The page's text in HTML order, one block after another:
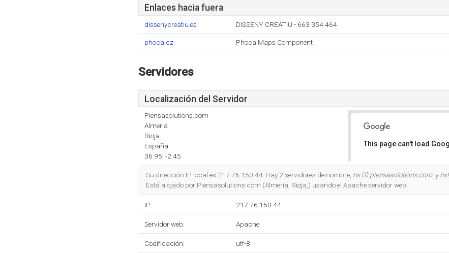
Enlaces hacia fuera
dissenycreatiu.es DISSENY CREATIU - 663 354 464
phoca.cz Phoca Maps Component
Servidores
Localización del Servidor
Piensasolutions.com
Almeria
Rioja
España
36.95, -2.45
This page can't load
Su dirección IP local es 217.76.150.44. Hay 2 servidores de nombre, ns10.piensasolutions.com, y
Está alojado por Piensasolutions.com (Almeria, Rioja,) usando el Apache servidor web.
IP: 217.76.150.44
Servidor web: Apache
Codificación: utf-8